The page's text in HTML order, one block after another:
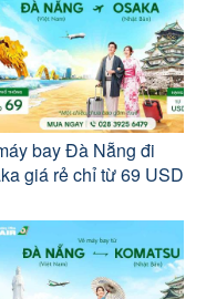
bay Đà Nẵng đi
giá rẻ chỉ từ 69 USD